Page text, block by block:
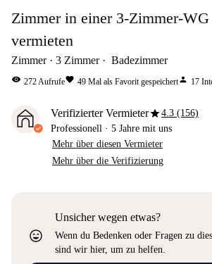
Zimmer in einer 3-Zimmer-WG
vermieten
Zimmer 3 Zimmer Badezimmer
visibility 272Aufrufefavorite 49 Mal als Favorit gespeichertperson 17
Verifizierter Vermieterstar4.3 (156)
Professionell · 5 Jahre mit uns
Mehr über diesen Vermieter
Mehr über die Verifizierung
sentiment_very_satisfied
Unsicher wegen etwas?
Wenn du Bedenken oder Fragen zu
sind wir hier, um zu helfen.